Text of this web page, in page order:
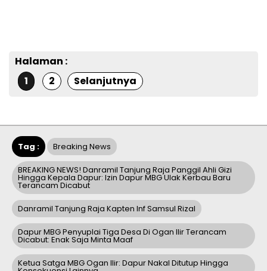
Halaman :
1
2 Selanjutnya
Tag : Breaking News
BREAKING NEWS! Danramil Tanjung Raja Panggil Ahli Gizi
Hingga Kepala Dapur: Izin Dapur MBG Ulak Kerbau Baru
Terancam Dicabut
Danramil Tanjung Raja Kapten Inf Samsul Rizal
Dapur MBG Penyuplai Tiga Desa Di Ogan Ilir Terancam
Dicabut: Enak Saja Minta Maaf
Ketua Satga MBG Ogan Ilir: Dapur Nakal Ditutup Hingga